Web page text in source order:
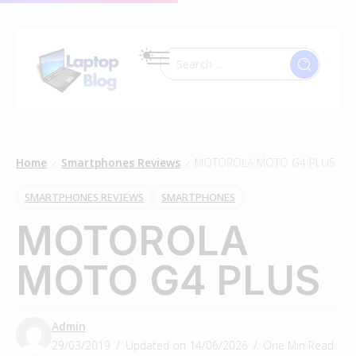
Home Smartphones Reviews MOTOROLA MOTO G4 PLUS
SMARTPHONES REVIEWS SMARTPHONES
MOTOROLA
MOTO G4 PLUS
Admin
29/03/2019
Updated on 14/06/2026 One Min Read